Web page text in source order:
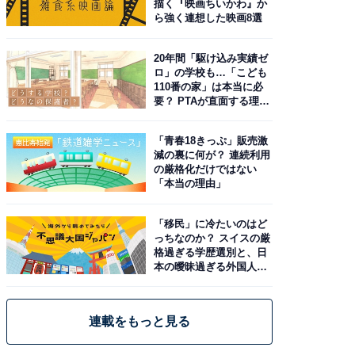
描く『映画ちいかわ』か
ら強く連想した映画8選
20年間「駆け込み実績ゼ
ロ」の学校も…「こども
110番の家」は本当に必
要？ PTAが直面する理想
「青春18きっぷ」販売激
減の裏に何が？ 連続利用
の厳格化だけではない
「本当の理由」
「移民」に冷たいのはど
っちなのか？ スイスの厳
格過ぎる学歴選別と、日
本の曖昧過ぎる外国人政
連載をもっと見る